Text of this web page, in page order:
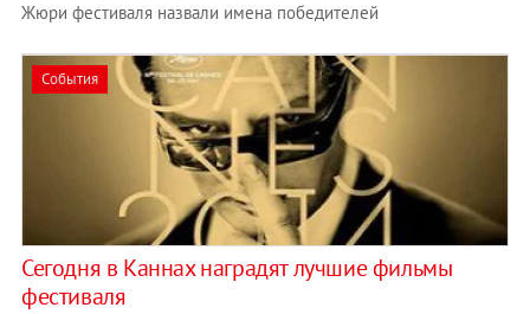
Жюри фестиваля назвали имена победителей
События
Сегодня в Каннах наградят лучшие фильмы
фестиваля